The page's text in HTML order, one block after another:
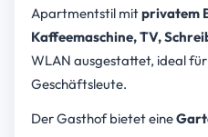
Apartmentstil mitprivatem
Kaffeemaschine, TV,
WLAN ausgestattet, ideal
Geschäftsleute.
Der Gasthof bietet eine